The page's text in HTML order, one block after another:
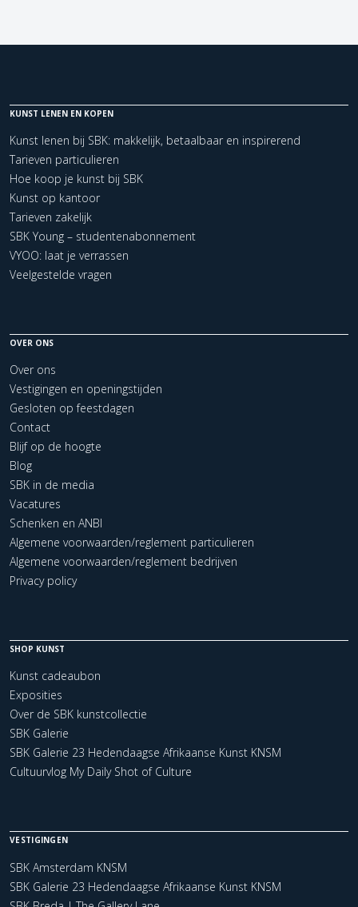
KUNST LENEN EN KOPEN
Kunst lenen bij SBK: makkelijk, betaalbaar en inspirerend
Tarieven particulieren
Hoe koop je kunst bij SBK
Kunst op kantoor
Tarieven zakelijk
SBK Young – studentenabonnement
VYOO: laat je verrassen
Veelgestelde vragen
OVER ONS
Over ons
Vestigingen en openingstijden
Gesloten op feestdagen
Contact
Blijf op de hoogte
Blog
SBK in de media
Vacatures
Schenken en ANBI
Algemene voorwaarden/reglement particulieren
Algemene voorwaarden/reglement bedrijven
Privacy policy
SHOP KUNST
Kunst cadeaubon
Exposities
Over de SBK kunstcollectie
SBK Galerie
SBK Galerie 23 Hedendaagse Afrikaanse Kunst KNSM
Cultuurvlog My Daily Shot of Culture
VESTIGINGEN
SBK Amsterdam KNSM
SBK Galerie 23 Hedendaagse Afrikaanse Kunst KNSM